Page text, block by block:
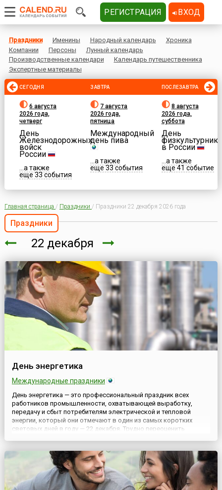
Праздники Именины Народный календарь
Хроника
Компании
Персоны
Лунный календарь
Производственные календари
Календарь путешественника
Экспертные материалы
СЕГОДНЯ
6 августа
2026 года,
четверг
День
Железнодорожных
войск
России
...а также
еще 33 события
ЗАВТРА
7 августа
2026 года,
пятница
Международный
день пива
...а также
еще 33 события
ПОСЛЕЗАВТРА
8 августа
2026 года,
суббота
День
физкультурника
в России
...а также
еще 41 событие
Главная страница / Праздники / Праздники 22 декабря 2026 года
Праздники
22 декабря
День энергетика
Международные праздники
День энергетика — это профессиональный праздник всех
работников промышленности, охватывающей выработку,
передачу и сбыт потребителям электрической и тепловой
энергии, который они отмечают в один из самых коротких
световых дней в году — 22 декабря. Трудно переоценить
обеспечивает комфор...
РЕГИСТРАЦИЯ ВХОД